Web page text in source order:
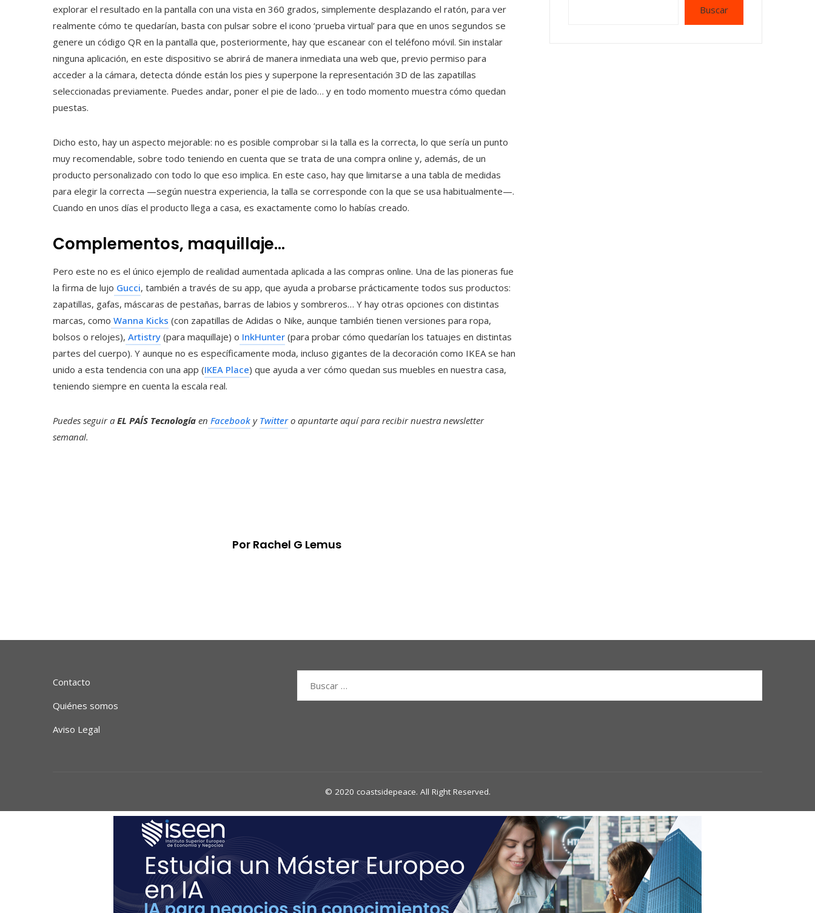
explorar el resultado en la pantalla con una vista en 360 grados, simplemente desplazando el ratón, para ver
realmente cómo te quedarían, basta con pulsar sobre el icono ‘prueba virtual’ para que en unos segundos se
genere un código QR en la pantalla que, posteriormente, hay que escanear con el teléfono móvil. Sin instalar
ninguna aplicación, en este dispositivo se abrirá de manera inmediata una web que, previo permiso para
acceder a la cámara, detecta dónde están los pies y superpone la representación 3D de las zapatillas
seleccionadas previamente. Puedes andar, poner el pie de lado… y en todo momento muestra cómo quedan
puestas.
Dicho esto, hay un aspecto mejorable: no es posible comprobar si la talla es la correcta, lo que sería un punto
muy recomendable, sobre todo teniendo en cuenta que se trata de una compra online y, además, de un
producto personalizado con todo lo que eso implica. En este caso, hay que limitarse a una tabla de medidas
para elegir la correcta —según nuestra experiencia, la talla se corresponde con la que se usa habitualmente—.
Cuando en unos días el producto llega a casa, es exactamente como lo habías creado.
Complementos, maquillaje…
Pero este no es el único ejemplo de realidad aumentada aplicada a las compras online. Una de las pioneras fue
la firma de lujo Gucci, también a través de su app, que ayuda a probarse prácticamente todos sus productos:
zapatillas, gafas, máscaras de pestañas, barras de labios y sombreros… Y hay otras opciones con distintas
marcas, como Wanna Kicks (con zapatillas de Adidas o Nike, aunque también tienen versiones para ropa,
bolsos o relojes), Artistry (para maquillaje) o InkHunter (para probar cómo quedarían los tatuajes en distintas
partes del cuerpo). Y aunque no es específicamente moda, incluso gigantes de la decoración como IKEA se han
unido a esta tendencia con una app (IKEA Place) que ayuda a ver cómo quedan sus muebles en nuestra casa,
teniendo siempre en cuenta la escala real.
Puedes seguir a EL PAÍS Tecnología en Facebook y Twittero apuntarte aquí para recibir nuestra newsletter
semanal.
Por Rachel G Lemus
Buscar
Contacto
Quiénes somos
Aviso Legal
© 2020 coastsidepeace. All Right Reserved.